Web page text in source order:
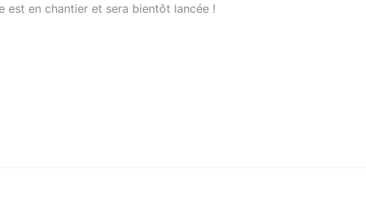
est en chantier et sera bientôt lancée !